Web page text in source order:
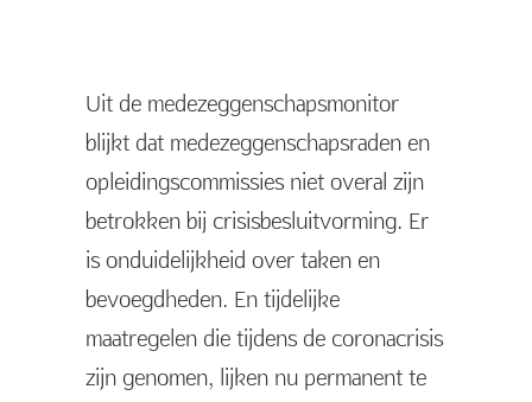
Uit de medezeggenschapsmonitor
blijkt dat medezeggenschapsraden en
opleidingscommissies niet overal zijn
betrokken bij crisisbesluitvorming. Er
is onduidelijkheid over taken en
bevoegdheden. En tijdelijke
maatregelen die tijdens de coronacrisis
zijn genomen, lijken nu permanent te